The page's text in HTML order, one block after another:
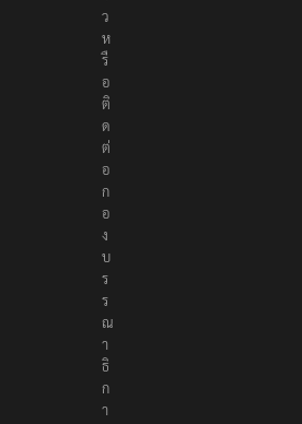
ข่
า
ว
ห
รื
อ
ติ
ด
ต่
อ
ก
อ
ง
บ
ร
ร
ณ
า
ธิ